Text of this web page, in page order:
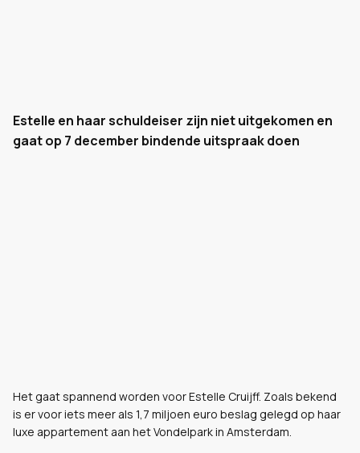
Estelle en haar schuldeiser zijn niet uitgekomen en
gaat op 7 december bindende uitspraak doen
Het gaat spannend worden voor Estelle Cruijff. Zoals bekend
is er voor iets meer als 1,7 miljoen euro beslag gelegd op haar
luxe appartement aan het Vondelpark in Amsterdam.